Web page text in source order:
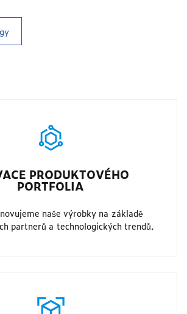
PRODUKTOVÉHO
PORTFOLIA
naše výrobky na základě
partnerů a technologických trendů.